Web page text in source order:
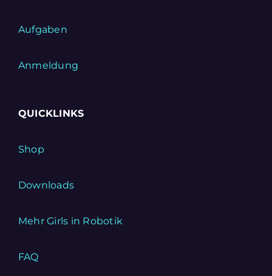
Aufgaben
Anmeldung
QUICKLINKS
Shop
Downloads
Mehr Girls in Robotik
FAQ